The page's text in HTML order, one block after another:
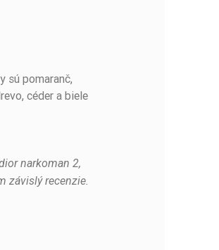
sú pomaranč,
céder a biele
narkoman 2,
závislý recenzie.